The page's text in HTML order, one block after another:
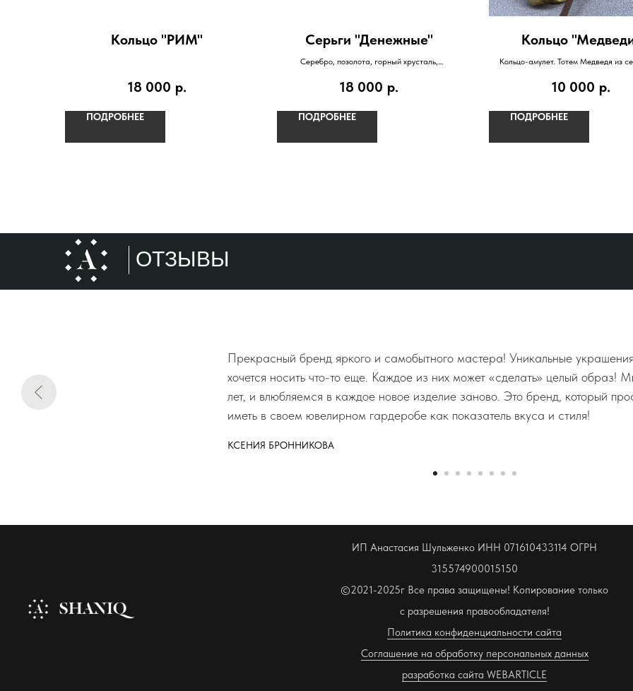
Кольцо "РИМ"
18 000 р.
ПОДРОБНЕЕ
Серьги "Денежные"
Серебро, позолота, горный хрусталь,
18 000 р.
ПОДРОБНЕЕ
Кольцо
Кольцо-амулет. Тотем Медведя из
10 000 р.
ПОДРОБНЕЕ
ОТЗЫВЫ
Прекрасный бренд яркого и самобытного мастера! Уникальные
хочется носить что-то еще. Каждое из них может «сделать» целый образ!
лет, и влюбляемся в каждое новое изделие заново. Это бренд, который
иметь в своем ювелирном гардеробе как показатель вкуса и стиля!
КСЕНИЯ БРОННИКОВА
ИП Анастасия Шульженко ИНН 071610433114 ОГРН
315574900015150
©2021-2025г Все права защищены! Копирование только
с разрешения правообладателя!
Политика конфиденциальности сайта
Соглашение на обработку персональных данных
разработка сайта WEBARTICLE